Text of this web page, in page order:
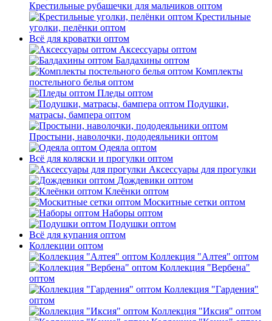
Крестильные рубашечки для мальчиков оптом
Крестильные
уголки, пелёнки оптом
Всё для кроватки оптом
Аксессуары оптом
Балдахины оптом
Комплекты
постельного белья оптом
Пледы оптом
Подушки,
матрасы, бампера оптом
Простыни, наволочки, пододеяльники оптом
Одеяла оптом
Всё для коляски и прогулки оптом
Аксессуары для прогулки
Дождевики оптом
Клеёнки оптом
Москитные сетки оптом
Наборы оптом
Подушки оптом
Всё для купания оптом
Коллекции оптом
Коллекция "Алтея" оптом
Коллекция "Вербена"
оптом
Коллекция "Гардения"
оптом
Коллекция "Иксия" оптом